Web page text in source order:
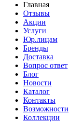
Главная
Отзывы
Акции
Услуги
Юр.лицам
Бренды
Доставка
Вопрос ответ
Блог
Новости
Каталог
Контакты
Возможности
Коллекции